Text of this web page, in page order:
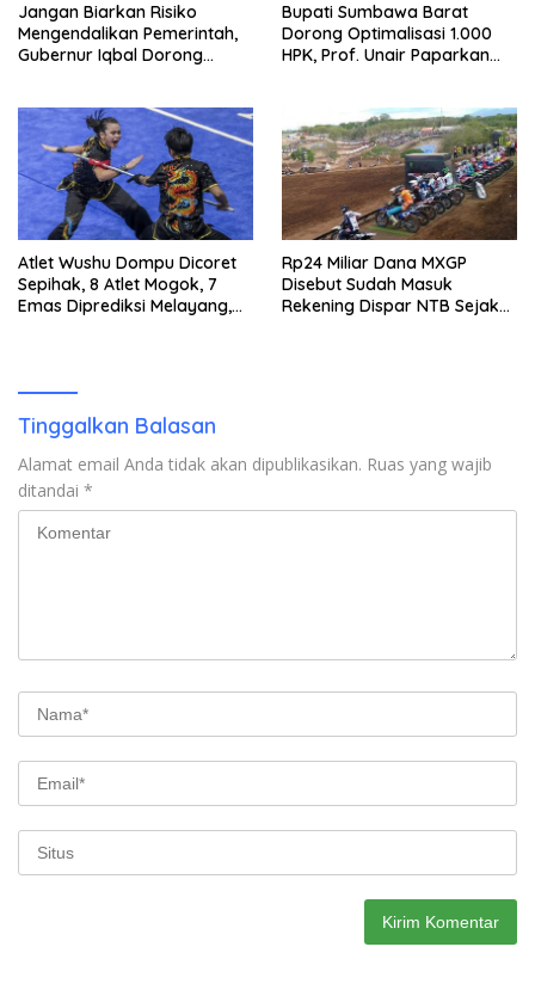
Jangan Biarkan Risiko
Mengendalikan Pemerintah,
Gubernur Iqbal Dorong
Bupati Sumbawa Barat
Dorong Optimalisasi 1.000
HPK, Prof. Unair Paparkan
Atlet Wushu Dompu Dicoret
Sepihak, 8 Atlet Mogok, 7
Emas Diprediksi Melayang,
Rp24 Miliar Dana MXGP
Disebut Sudah Masuk
Rekening Dispar NTB Sejak
Tinggalkan Balasan
Alamat email Anda tidak akan dipublikasikan. Ruas yang wajib
ditandai *